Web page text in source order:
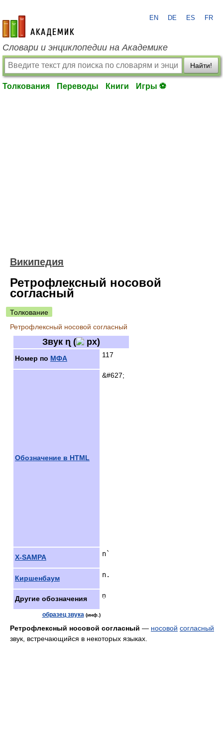
academic.ru
EN DE ES FR
Словари и энциклопедии на Академике
Найти!
Толкования Переводы Книги Игры ⚽
Википедия
Ретрофлексный носовой
согласный
Толкование
Ретрофлексный носовой согласный
Звук ɳ ( )
Номер по МФА 117
Обозначение в HTML
&#627;
X-SAMPA n`
Киршенбаум n.
Другие обозначения ṇ
образец звука (инф.)
Ретрофлексный носовой согласный — носовой согласный
звук, встречающийся в некоторых языках.